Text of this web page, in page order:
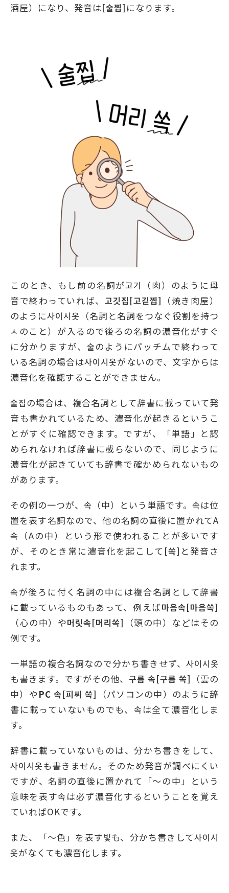
酒屋）になり、発音は[술찝] になります。
このとき、もし前の名詞が고기（肉）のように母
音で終わっていれば、 고깃집 [고긷찝] （焼き肉屋）
のように사이시옷（名詞と名詞をつなぐ役割を持つ
ㅅのこと）が入るので後ろの名詞の濃音化がすぐ
に分かりますが、술のようにパッチムで終わって
いる名詞の場合は사이시옷がないので、文字からは
濃音化を確認することができません。
술집の場合は、複合名詞として辞書に載っていて発
音も書かれているため、濃音化が起きるというこ
とがすぐに確認できます。ですが、「単語」と認
められなければ辞書に載らないので、同じように
濃音化が起きていても辞書で確かめられないもの
があります。
その例の一つが、속（中）という単語です。속は位
置を表す名詞なので、他の名詞の直後に置かれてA
속（Aの中）という形で使われることが多いです
が、そのとき常に濃音化を起こして [쏙] と発音さ
れます。
속が後ろに付く名詞の中には複合名詞として辞書
に載っているものもあって、例えば마음속[마음쏙]
（心の中）や머릿속[머리쏙] （頭の中）などはその
例です。
一単語の複合名詞なので分かち書きせず、사이시옷
も書きます。ですがその他、 구름 속[구름 쏙] （雲の
中）やPC속[피씨 쏙] （パソコンの中）のように辞
書に載っていないものでも、속は全て濃音化しま
す。
辞書に載っていないものは、分かち書きをして、
사이시옷も書きません。そのため発音が調べにくい
ですが、名詞の直後に置かれて「～の中」という
意味を表す속は必ず濃音化するということを覚え
ていればOKです。
また、「～色」を表す빛も、分かち書きして사이시
옷がなくても濃音化します。